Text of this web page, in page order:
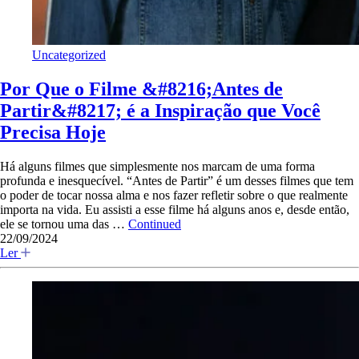
Uncategorized
Por Que o Filme &#8216;Antes de
Partir&#8217; é a Inspiração que Você
Precisa Hoje
Há alguns filmes que simplesmente nos marcam de uma forma
profunda e inesquecível. “Antes de Partir” é um desses filmes que tem
o poder de tocar nossa alma e nos fazer refletir sobre o que realmente
importa na vida. Eu assisti a esse filme há alguns anos e, desde então,
ele se tornou uma das … Continued
22/09/2024
Ler